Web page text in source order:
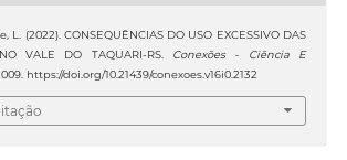
L. (2022). CONSEQUÊNCIAS DO USO EXCESSIVO DAS
VALE DO TAQUARI-RS. Conexões - Ciência E
https://doi.org/10.21439/conexoes.v16i0.2132